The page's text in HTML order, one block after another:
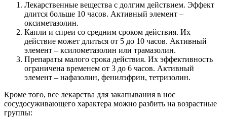
Лекарственные вещества с долгим действием. Эффект
длится больше 10 часов. Активный элемент –
оксиметазолин.
Капли и спреи со средним сроком действия. Их
действие может длиться от 5 до 10 часов. Активный
элемент – ксилометазолин или трамазолин.
Препараты малого срока действия. Их эффективность
ограничена временем от 3 до 6 часов. Активный
элемент – нафазолин, фенилэфрин, тетризолин.
Кроме того, все лекарства для закапывания в нос
сосудосуживающего характера можно разбить на возрастные
группы: